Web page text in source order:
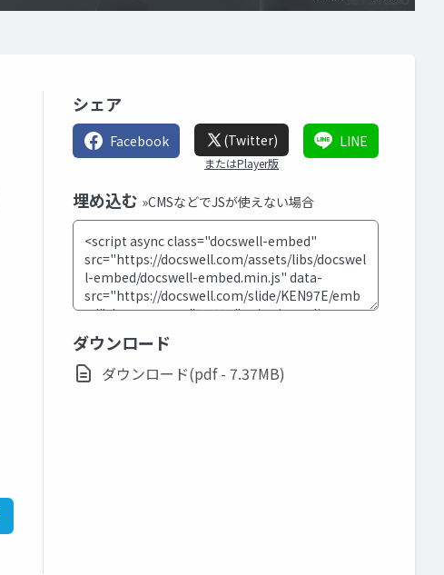
シェア
Facebook (Twitter)
またはPlayer版
LINE
埋め込む »CMSなどでJSが使えない場合
ダウンロード
ダウンロード(pdf - 7.37MB)